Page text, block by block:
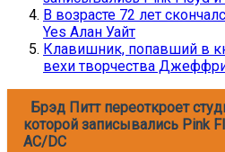
В возрасте 72 лет
Yes Алан Уайт
Клавишник, попавший в
вехи творчества
Брэд Питт переоткроет
которой записывались Pink
AC/DC